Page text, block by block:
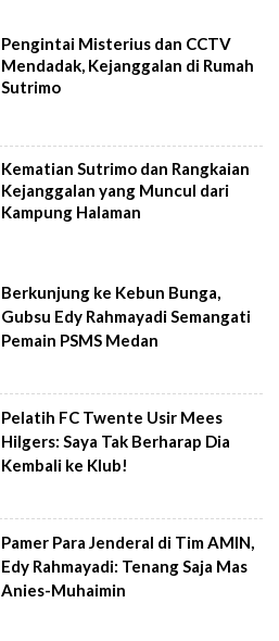
Pengintai Misterius dan CCTV
Mendadak, Kejanggalan di Rumah
Sutrimo
Kematian Sutrimo dan Rangkaian
Kejanggalan yang Muncul dari
Kampung Halaman
Berkunjung ke Kebun Bunga,
Gubsu Edy Rahmayadi Semangati
Pemain PSMS Medan
Pelatih FC Twente Usir Mees
Hilgers: Saya Tak Berharap Dia
Kembali ke Klub!
Pamer Para Jenderal di Tim AMIN,
Edy Rahmayadi: Tenang Saja Mas
Anies-Muhaimin